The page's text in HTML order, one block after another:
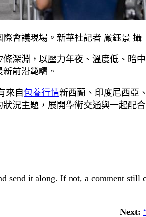
會議現場。新華社記者 嚴鈺景 攝
深淵，以壓力年夜、溫度低、暗
前沿範疇。
來自 包養行情新西蘭、印度尼西亞
況主題，展開學術交通與一起配
send it along. If not, a comment still
Next: